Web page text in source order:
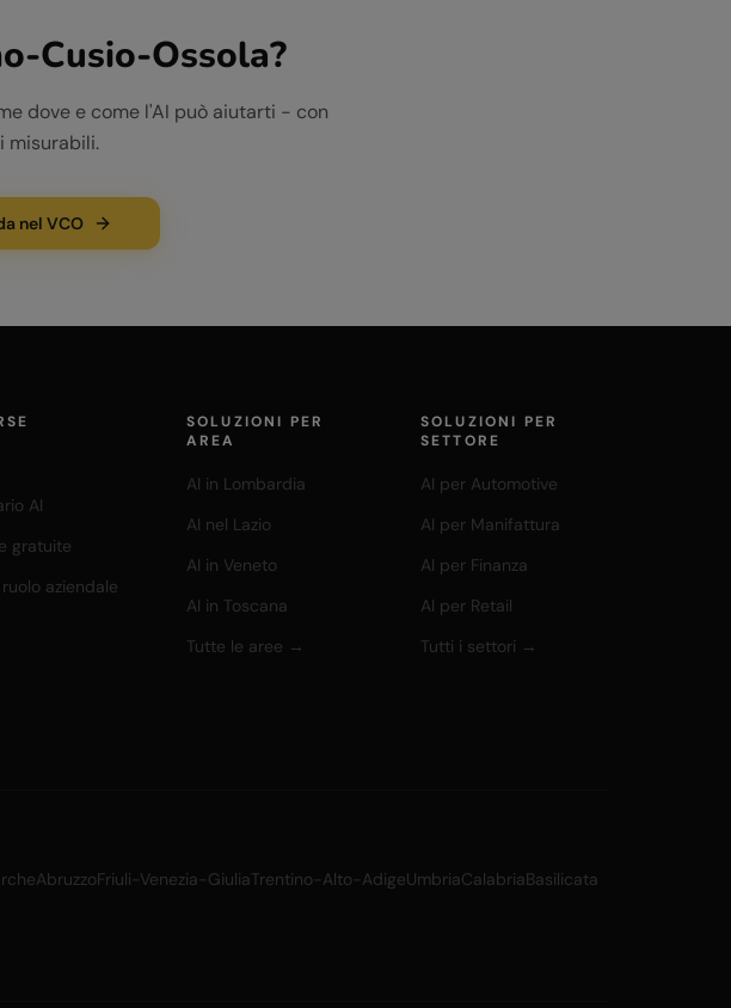
Cusio-Ossola?
dove e come l'AI può aiutarti - con
misurabili.
nel VCO
AI
gratuite
aziendale
SOLUZIONI PER
AREA
AI in Lombardia
AI nel Lazio
AI in Veneto
AI in Toscana
Tutte le aree →
SOLUZIONI PER
SETTORE
AI per Automotive
AI per Manifattura
AI per Finanza
AI per Retail
Tutti i settori →
AbruzzoFriuli-Venezia-GiuliaTrentino-Alto-AdigeUmbriaCalabriaBasilicata